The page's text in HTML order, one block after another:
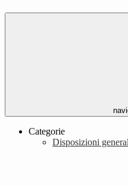
Categorie
Disposizioni